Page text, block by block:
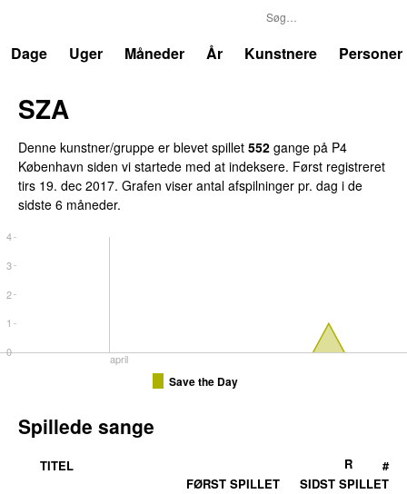
Dage
Uger Måneder År Kunstnere Personer
SZA
Denne kunstner/gruppe er blevet spillet 552 gange på P4
København siden vi startede med at indeksere. Først registreret
tirs 19. dec 2017. Grafen viser antal afspilninger pr. dag i de
sidste 6 måneder.
april
0
1
2
3
4
Save the Day
Spillede sange
TITEL
FØRST SPILLET
SIDST SPILLET
R #